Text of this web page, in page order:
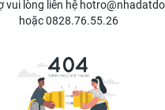
vui lòng liên hệ
hoặc 0828.76.55.26